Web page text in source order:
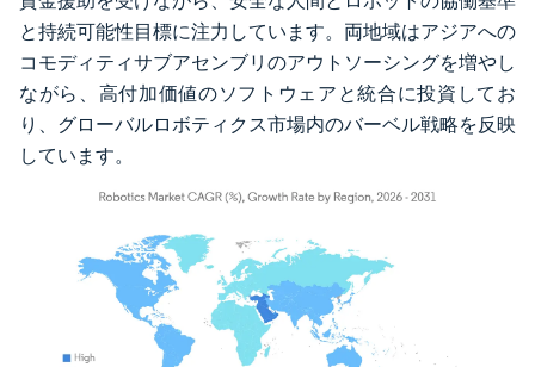
と持続可能性目標に注力しています。両地域はアジアへの
コモディティサブアセンブリのアウトソーシングを増やし
ながら、高付加価値のソフトウェアと統合に投資してお
り、グローバルロボティクス市場内のバーベル戦略を反映
しています。